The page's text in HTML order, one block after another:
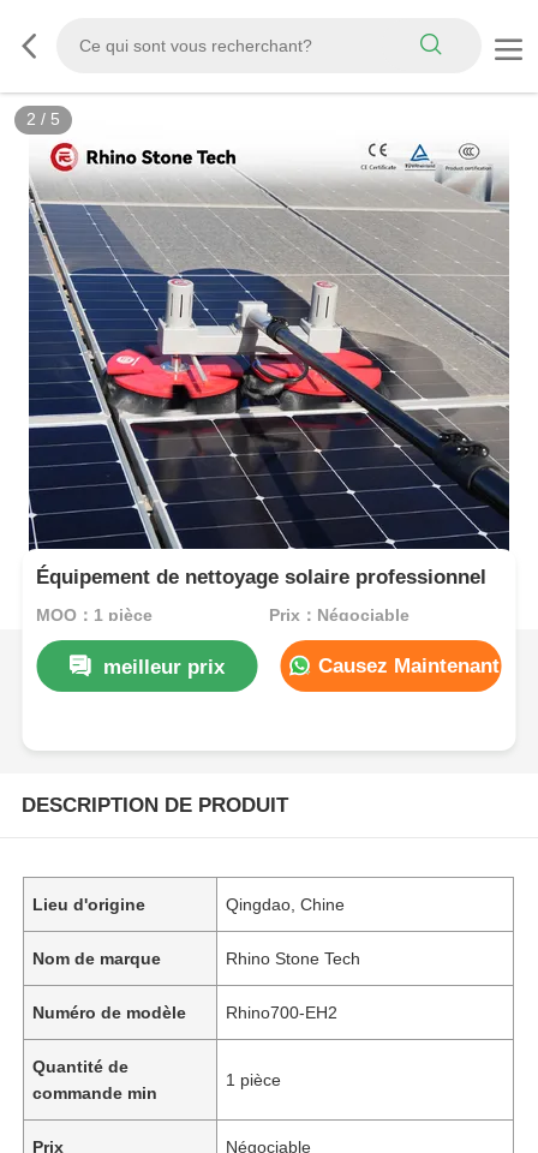
3 / 5
Équipement de nettoyage solaire professionnel
MOQ：1 pièce Prix：Négociable
meilleur prix Causez Maintenant
DESCRIPTION DE PRODUIT
Lieu d'origine Qingdao, Chine
Nom de marque Rhino Stone Tech
Numéro de modèle Rhino700-EH2
Quantité de
commande min
1 pièce
Prix Négociable